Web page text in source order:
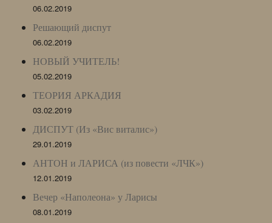
06.02.2019
Решающий диспут
06.02.2019
НОВЫЙ УЧИТЕЛЬ!
05.02.2019
ТЕОРИЯ АРКАДИЯ
03.02.2019
ДИСПУТ (Из «Вис виталис»)
29.01.2019
АНТОН и ЛАРИСА (из повести «ЛЧК»)
12.01.2019
Вечер «Наполеона» у Ларисы
08.01.2019